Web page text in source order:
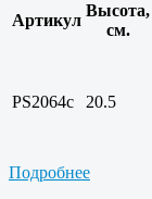
Артикул
Высота,
см.
PS2064c 20.5
Подробнее